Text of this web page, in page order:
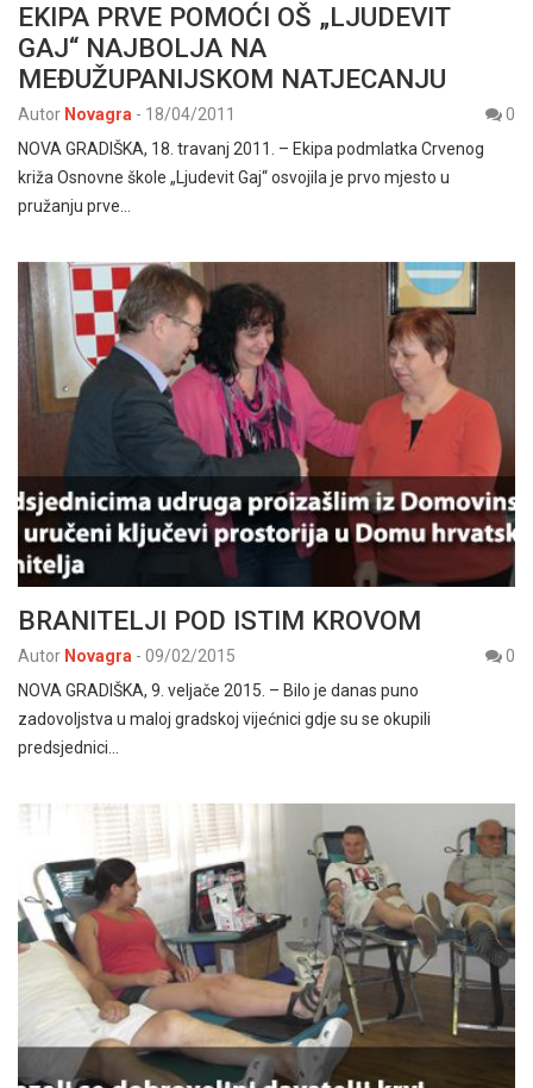
EKIPA PRVE POMOĆI OŠ „LJUDEVIT
GAJ“ NAJBOLJA NA
MEĐUŽUPANIJSKOM NATJECANJU
Autor Novagra - 18/04/2011
0
NOVA GRADIŠKA, 18. travanj 2011. – Ekipa podmlatka Crvenog
križa Osnovne škole „Ljudevit Gaj“ osvojila je prvo mjesto u
pružanju prve…
BRANITELJI POD ISTIM KROVOM
Autor Novagra - 09/02/2015
0
NOVA GRADIŠKA, 9. veljače 2015. – Bilo je danas puno
zadovoljstva u maloj gradskoj vijećnici gdje su se okupili
predsjednici…